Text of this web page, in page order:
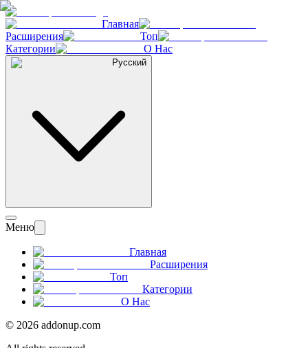
Главная
Расширения
Топ
Категории
О Нас
Русский
Меню
Главная
Расширения
Топ
Категории
О Нас
© 2026 addonup.com